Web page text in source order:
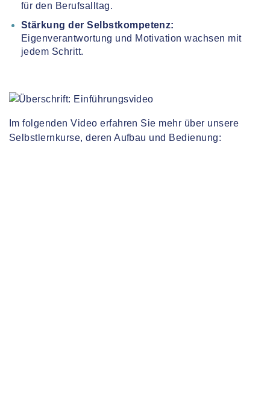
für den Berufsalltag.
Stärkung der Selbstkompetenz:
Eigenverantwortung und Motivation wachsen mit
jedem Schritt.
Im folgenden Video erfahren Sie mehr über unsere
Selbstlernkurse, deren Aufbau und Bedienung: